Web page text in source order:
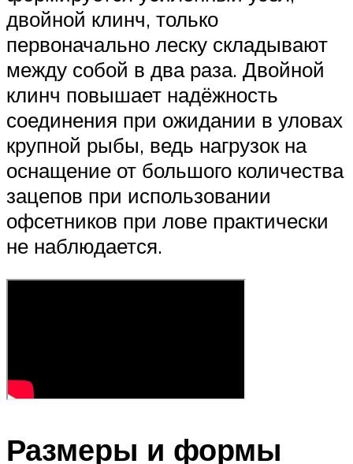
двойной клинч, только
первоначально леску складывают
между собой в два раза. Двойной
клинч повышает надёжность
соединения при ожидании в уловах
крупной рыбы, ведь нагрузок на
оснащение от большого количества
зацепов при использовании
офсетников при лове практически
не наблюдается.
Размеры и формы